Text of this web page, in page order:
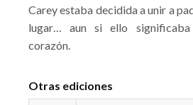
Carey estaba decidida a unir a
lugar… aun si ello
corazón.
Otras ediciones